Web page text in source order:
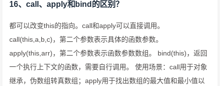
16、call、apply和bind的区别？
都可以改变this的指向。call和apply可以直接调用。
call(this,a,b,c)，第二个参数表示具体的函数参数。
apply(this,arr)，第二个参数表示函数参数数组。 bind(this)，返回
一个执行上下文的函数，需要自行调用。 使用场景：call用于对象
继承，伪数组转真数组；apply用于找出数组的最大值和最小值以